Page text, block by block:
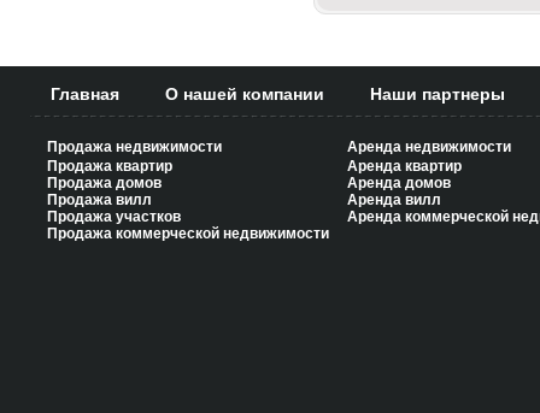
Главная О нашей компании Наши партнеры
Продажа недвижимости
Продажа квартир
Продажа домов
Продажа вилл
Продажа участков
Продажа коммерческой недвижимости
Аренда недвижимости
Аренда квартир
Аренда домов
Аренда вилл
Аренда коммерческой